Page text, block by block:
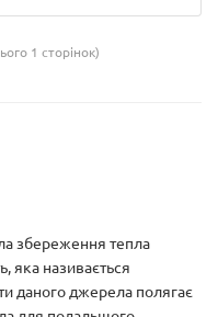
1 сторінок)
збереження тепла
яка називається
даного джерела полягає